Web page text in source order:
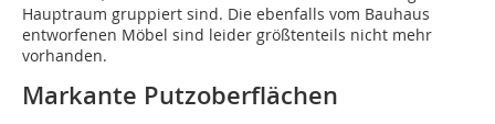
Hauptraum gruppiert sind. Die ebenfalls vom Bauhaus
entworfenen Möbel sind leider größtenteils nicht mehr
vorhanden.
Markante Putzoberflächen